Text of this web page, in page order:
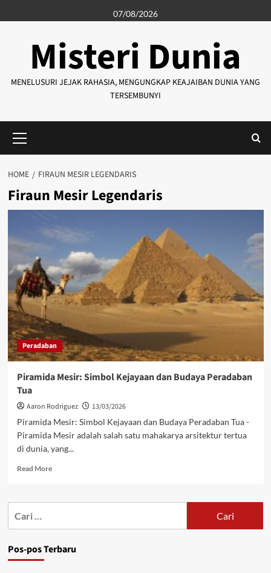
to
07/08/2026
Misteri Dunia
MENELUSURI JEJAK RAHASIA, MENGUNGKAP KEAJAIBAN DUNIA YANG
TERSEMBUNYI
Menu
HOME FIRAUN MESIR LEGENDARIS
Firaun Mesir Legendaris
Peradaban
Piramida Mesir: Simbol Kejayaan dan Budaya Peradaban
Tua
Aaron Rodriguez
13/03/2026
Piramida Mesir: Simbol Kejayaan dan Budaya Peradaban Tua -
Piramida Mesir adalah salah satu mahakarya arsitektur tertua
di dunia, yang...
Read MoreRead
Piramida
dan
Pos-pos Terbaru